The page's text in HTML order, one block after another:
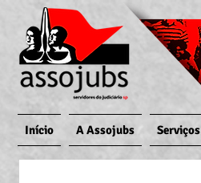
Início A Assojubs Serviços